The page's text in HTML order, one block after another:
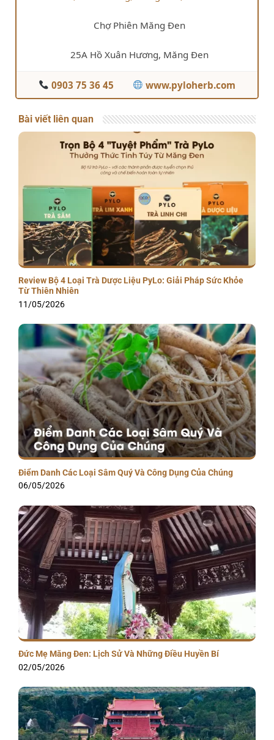
Chợ Phiên Măng Đen
25A Hồ Xuân Hương, Măng Đen
0903 75 36 45 www.pyloherb.com
Bài viết liên quan
Review Bộ 4 Loại Trà Dược Liệu PyLo: Giải Pháp Sức Khỏe
Từ Thiên Nhiên
11/05/2026
Điểm Danh Các Loại Sâm Quý Và Công Dụng Của Chúng
06/05/2026
Đức Mẹ Măng Đen: Lịch Sử Và Những Điều Huyền Bí
02/05/2026